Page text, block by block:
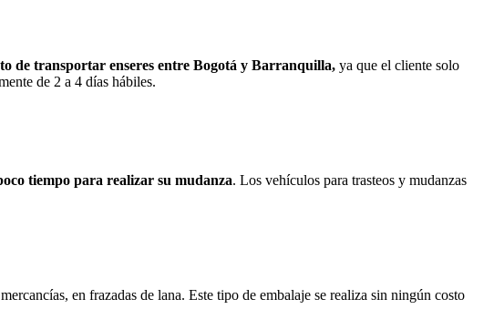
de transportar enseres entre Bogotá y Barranquilla, ya que el cliente solo
de 2 a 4 días hábiles.
tiempo para realizar su mudanza. Los vehículos para trasteos y mudanzas
en frazadas de lana. Este tipo de embalaje se realiza sin ningún costo